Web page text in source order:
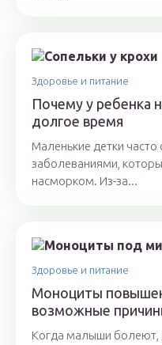
Здоровье и питание
Почему у ребенка
долгое время
Маленькие детки
заболеваниями,
насморком. Из-за...
Здоровье и питание
Моноциты
возможные
Когда малыши болеют,